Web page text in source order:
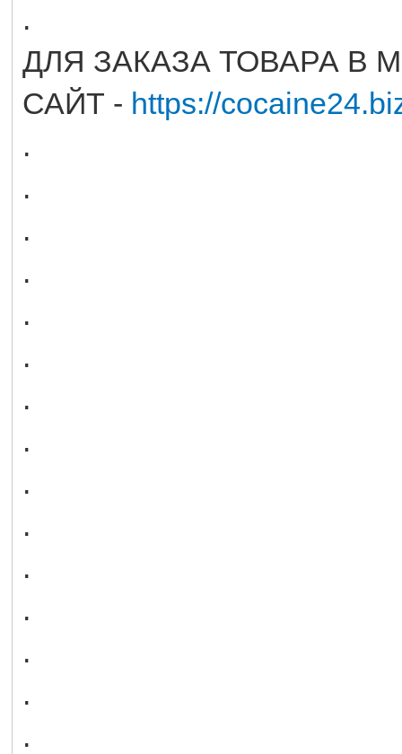
.
ДЛЯ ЗАКАЗА ТОВАРА В
САЙТ - https://
.
.
.
.
.
.
.
.
.
.
.
.
.
.
.